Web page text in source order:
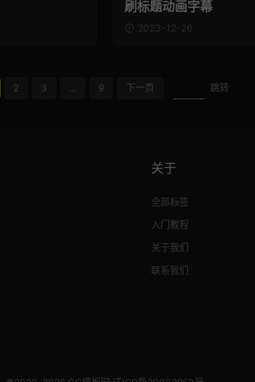
刷标题动画字幕
2023-12-26
2 3 ... 9 下一页 跳转
关于
全部标签
入门教程
关于我们
联系我们